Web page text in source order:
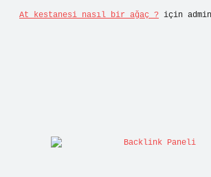
At kestanesi nasıl bir ağaç ? için admin